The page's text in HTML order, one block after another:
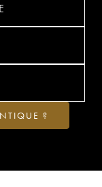
?